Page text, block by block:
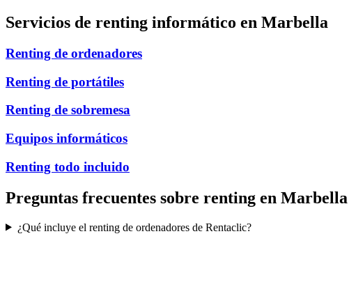
Servicios de renting informático en Marbella
Renting de ordenadores
Renting de portátiles
Renting de sobremesa
Equipos informáticos
Renting todo incluido
Preguntas frecuentes sobre renting en Marbella
¿Qué incluye el renting de ordenadores de Rentaclic?